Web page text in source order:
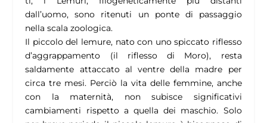
dall’uomo, sono ritenuti un ponte di passaggio
nella scala zoologica.
Il piccolo del lemure, nato con uno spiccato riflesso
d’aggrappamento (il riflesso di Moro), resta
saldamente attaccato al ventre della madre per
circa tre mesi. Perciò la vita delle femmine, anche
con la maternità, non subisce significativi
cambiamenti rispetto a quella dei maschio. Solo